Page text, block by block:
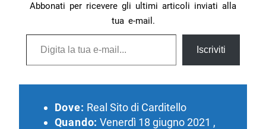
Abbonati per ricevere gli ultimi articoli inviati alla
tua e-mail.
Digita la tua e-mail...
Iscriviti
Dove: Real Sito di Carditello
Quando: Venerdì 18 giugno 2021 ,